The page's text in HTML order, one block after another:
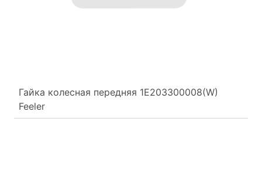
Гайка колесная передняя 1E203300008(W)
Feeler